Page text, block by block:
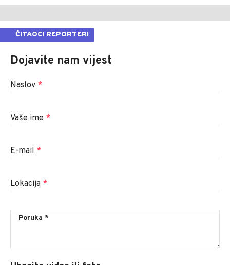
ČITAOCI REPORTERI
Dojavite nam vijest
Naslov *
Vaše ime *
E-mail *
Lokacija *